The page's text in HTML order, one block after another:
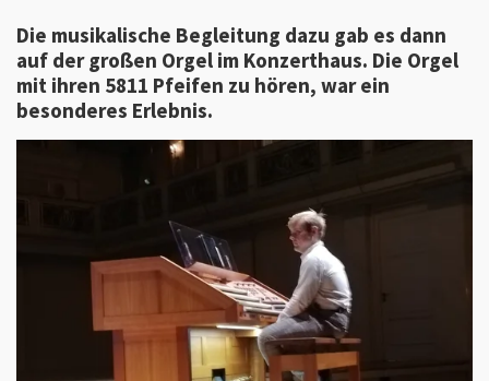
Die musikalische Begleitung dazu gab es dann
auf der großen Orgel im Konzerthaus. Die Orgel
mit ihren 5811 Pfeifen zu hören, war ein
besonderes Erlebnis.